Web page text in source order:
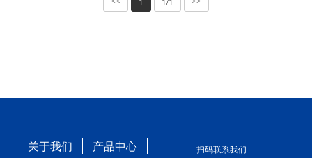
关于我们 产品中心 扫码联系我们